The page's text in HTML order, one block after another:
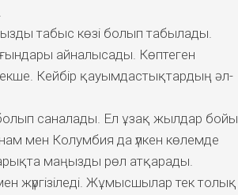
табыс көзі болып табылады.
айналысады. Көптеген
Кейбір қауымдастықтардың әл-
болып саналады. Ел ұзақ жылдар бойы
мен Колумбия да үлкен көлемде
маңызды рөл атқарады.
жүргізіледі. Жұмысшылар тек толық